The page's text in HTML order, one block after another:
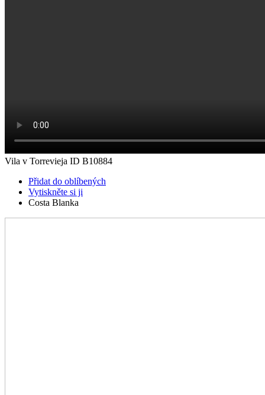
Vila v Torrevieja ID B10884
Přidat do oblíbených
Vytiskněte si ji
Costa Blanka